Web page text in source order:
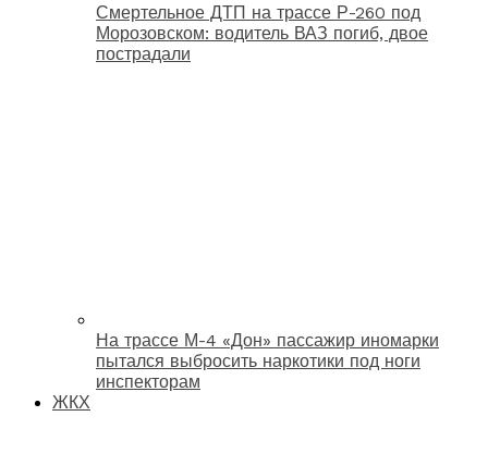
Смертельное ДТП на трассе Р-260 под
Морозовском: водитель ВАЗ погиб, двое
пострадали
На трассе М-4 «Дон» пассажир иномарки
пытался выбросить наркотики под ноги
инспекторам
ЖКХ